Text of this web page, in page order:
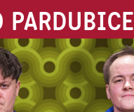
PARDUBICE